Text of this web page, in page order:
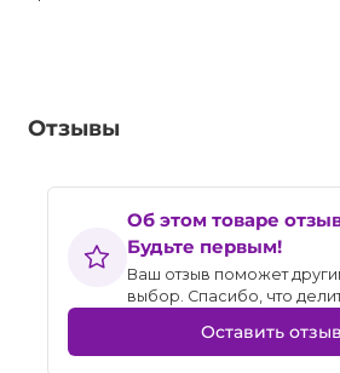
Отзывы
Об этом товаре
Будьте первым!
Ваш отзыв поможет
выбор. Спасибо, что
Оставить отзыв